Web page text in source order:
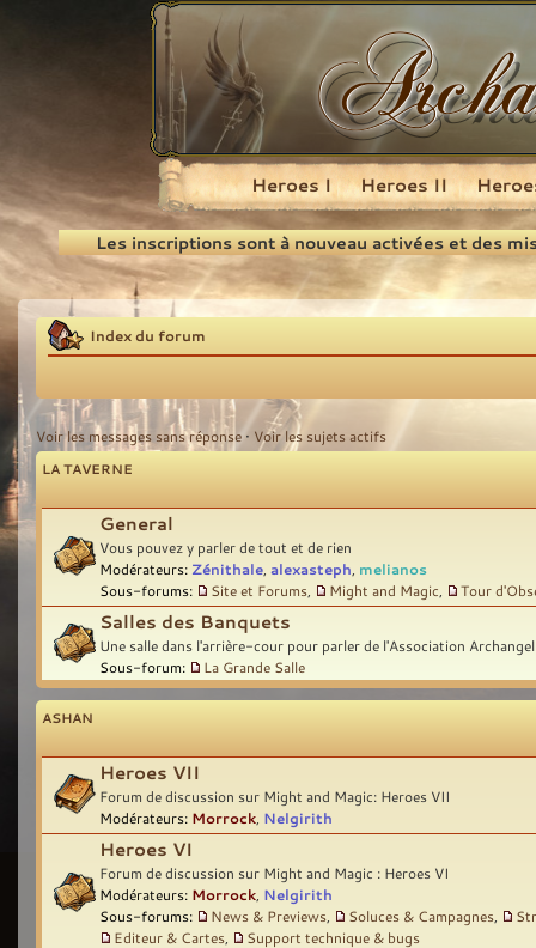
Recherche
Heroes I Heroes II
Les inscriptions sont à nouveau activées et des
Index du forum
Voir les messages sans réponse • Voir les sujets actifs
LA TAVERNE
General
Vous pouvez y parler de tout et de rien
Modérateurs: Zénithale alexasteph melianos
Sous-forums:
Site et Forums Might and Magic Tour
Salles des Banquets
Une salle dans l'arrière-cour pour parler de l'Association
Sous-forum:
La Grande Salle
ASHAN
Heroes VII
Forum de discussion sur Might and Magic: Heroes VII
Modérateurs: Morrock Nelgirith
Heroes VI
Forum de discussion sur Might and Magic : Heroes VI
Modérateurs: Morrock Nelgirith
Sous-forums:
News & Previews Soluces & Campagnes
Editeur & Cartes
Support technique & bugs